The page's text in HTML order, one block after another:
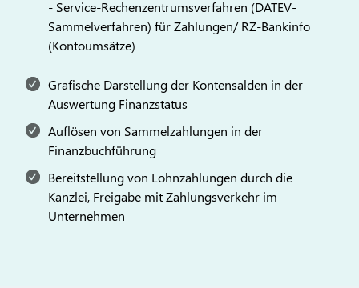
- Service-Rechenzentrumsverfahren (DATEV-
Sammelverfahren) für Zahlungen/ RZ-Bankinfo
(Kontoumsätze)
Grafische Darstellung der Kontensalden in der
Auswertung Finanzstatus
Auflösen von Sammelzahlungen in der
Finanzbuchführung
Bereitstellung von Lohnzahlungen durch die
Kanzlei, Freigabe mit Zahlungsverkehr im
Unternehmen